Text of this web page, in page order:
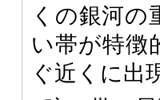
くの銀河
い帯が特徴
ぐ近くに出